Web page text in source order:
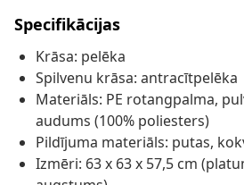
Specifikācijas
Krāsa: pelēka
Spilvenu krāsa: antracītpelēka
Materiāls: PE rotangpalma,
audums (100% poliesters)
Pildījuma materiāls: putas,
Izmēri: 63 x 63 x 57,5 cm